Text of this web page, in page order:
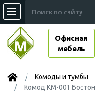
Офисная
мебель
Комоды и тумбы
Комод КМ-001 Бостон